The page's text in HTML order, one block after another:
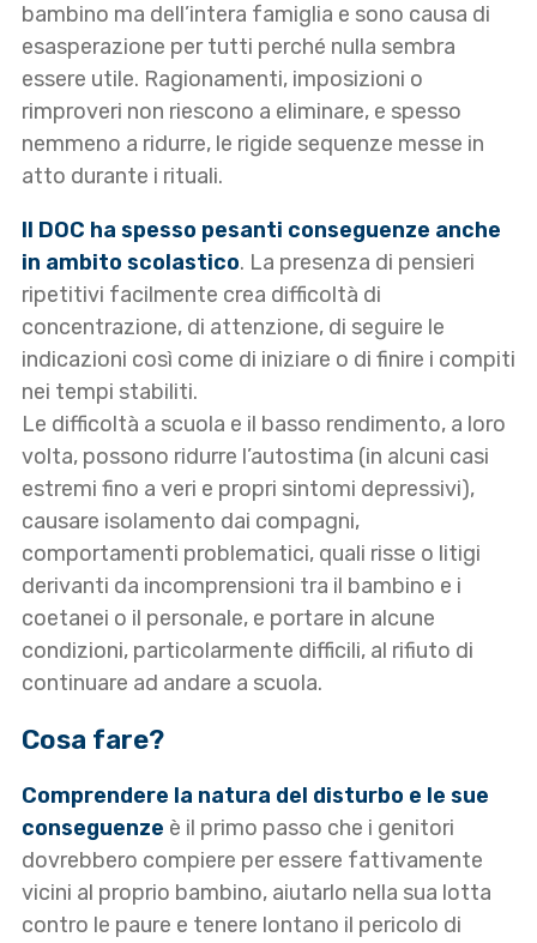
bambino ma dell’intera famiglia e sono causa di
esasperazione per tutti perché nulla sembra
essere utile. Ragionamenti, imposizioni o
rimproveri non riescono a eliminare, e spesso
nemmeno a ridurre, le rigide sequenze messe in
atto durante i rituali.
Il DOC ha spesso pesanti conseguenze anche
in ambito scolastico. La presenza di pensieri
ripetitivi facilmente crea difficoltà di
concentrazione, di attenzione, di seguire le
indicazioni così come di iniziare o di finire i compiti
nei tempi stabiliti.
Le difficoltà a scuola e il basso rendimento, a loro
volta, possono ridurre l’autostima (in alcuni casi
estremi fino a veri e propri sintomi depressivi),
causare isolamento dai compagni,
comportamenti problematici, quali risse o litigi
derivanti da incomprensioni tra il bambino e i
coetanei o il personale, e portare in alcune
condizioni, particolarmente difficili, al rifiuto di
continuare ad andare a scuola.
Cosa fare?
Comprendere la natura del disturbo e le sue
conseguenze è il primo passo che i genitori
dovrebbero compiere per essere fattivamente
vicini al proprio bambino, aiutarlo nella sua lotta
contro le paure e tenere lontano il pericolo di